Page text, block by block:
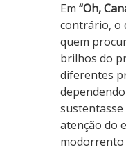
Em “Oh,
contrário, o
quem
brilhos do
diferentes
atenção do
modorrento